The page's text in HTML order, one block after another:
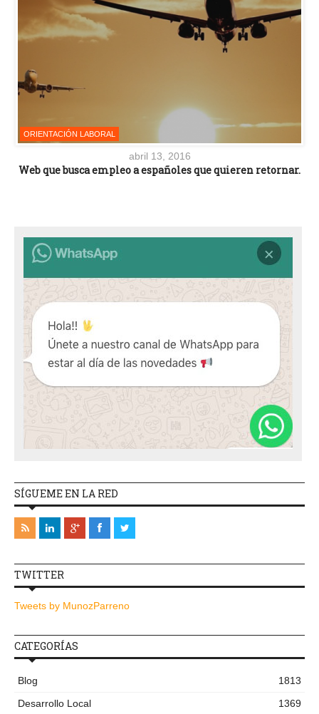
ORIENTACIÓN LABORAL
abril 13, 2016
Web que busca empleo a españoles que quieren retornar.
SÍGUEME EN LA RED
TWITTER
Tweets by MunozParreno
CATEGORÍAS
Blog
1813
Desarrollo Local
1369